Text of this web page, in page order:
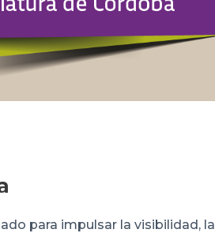
para impulsar la visibilidad, la